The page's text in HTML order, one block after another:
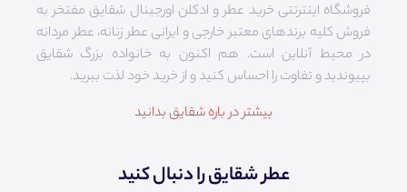
فروشگاه اینترنتی خرید عطر و ادکلن اورجینال شقایق مفتخر به
فروش کلیه برندهای معتبر خارجی و ایرانی عطر زنانه، عطر مردانه
در محیط آنلاین است. هم‌ اکنون به خانواده بزرگ شقایق
بپیوندید و تفاوت را احساس کنید و از خرید خود لذت ببرید.
بیشتر در باره شقایق بدانید
عطر شقایق را دنبال کنید